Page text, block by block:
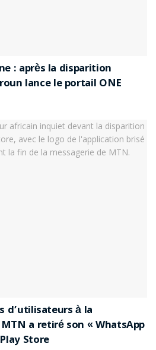
: après la disparition
lance le portail ONE
d’utilisateurs à la
a retiré son « WhatsApp
Store